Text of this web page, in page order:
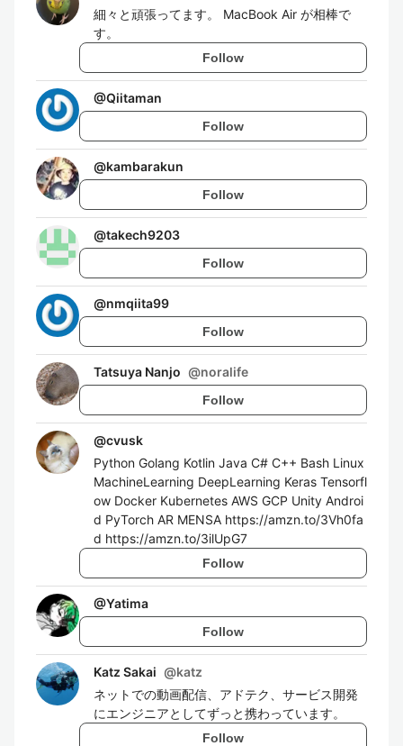
細々と頑張ってます。 MacBook Air が相棒で
す。
Follow
@Qiitaman
Follow
@kambarakun
Follow
@takech9203
Follow
@nmqiita99
Follow
Tatsuya Nanjo @noralife
Follow
@cvusk
Python Golang Kotlin Java C# C++ Bash Linux
MachineLearning DeepLearning Keras Tensorfl
ow Docker Kubernetes AWS GCP Unity Androi
d PyTorch AR MENSA https://amzn.to/3Vh0fa
d https://amzn.to/3ilUpG7
Follow
@Yatima
Follow
Katz Sakai @katz
ネットでの動画配信、アドテク、サービス開発
にエンジニアとしてずっと携わっています。
Follow